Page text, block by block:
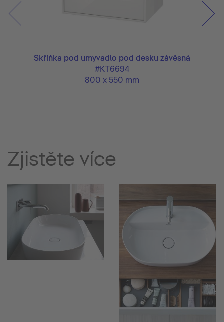
Skříňka pod umyvadlo pod desku závěsná
#KT6694
800 x 550 mm
Zjistěte více